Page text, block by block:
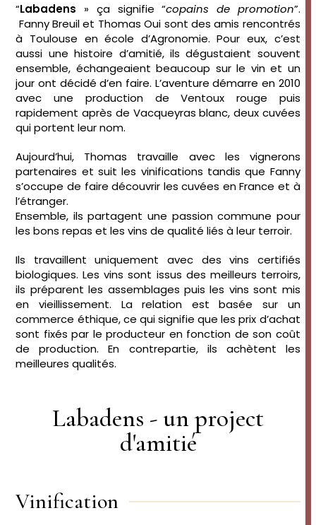
“Labadens » ça signifie “copains de promotion”.
Fanny Breuil et Thomas Oui sont des amis rencontrés
à Toulouse en école d’Agronomie. Pour eux, c’est
aussi une histoire d’amitié, ils dégustaient souvent
ensemble, échangeaient beaucoup sur le vin et un
jour ont décidé d’en faire. L’aventure démarre en 2010
avec une production de Ventoux rouge puis
rapidement après de Vacqueyras blanc, deux cuvées
qui portent leur nom.
Aujourd’hui, Thomas travaille avec les vignerons
partenaires et suit les vinifications tandis que Fanny
s’occupe de faire découvrir les cuvées en France et à
l’étranger.
Ensemble, ils partagent une passion commune pour
les bons repas et les vins de qualité liés à leur terroir.
Ils travaillent uniquement avec des vins certifiés
biologiques. Les vins sont issus des meilleurs terroirs,
ils préparent les assemblages puis les vins sont mis
en vieillissement. La relation est basée sur un
commerce éthique, ce qui signifie que les prix d’achat
sont fixés par le producteur en fonction de son coût
de production. En contrepartie, ils achètent les
meilleures qualités.
Labadens - un project
d'amitié
Vinification